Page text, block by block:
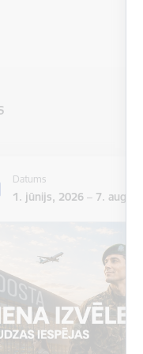
Datums
1. jūnijs, 2026 – 7.